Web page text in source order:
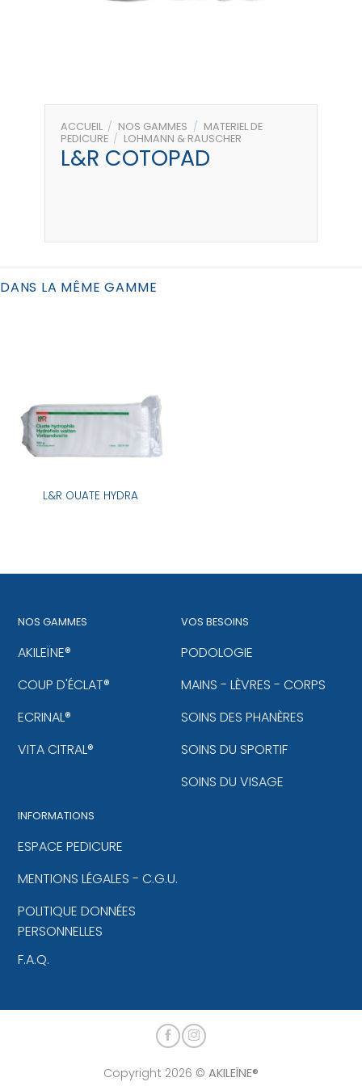
ACCUEIL / NOS GAMMES / MATERIEL DE
PEDICURE / LOHMANN & RAUSCHER
L&R COTOPAD
DANS LA MÊME GAMME
L&R OUATE HYDRA
NOS GAMMES
AKILEÏNE®
COUP D'ÉCLAT®
ECRINAL®
VITA CITRAL®
VOS BESOINS
PODOLOGIE
MAINS - LÈVRES - CORPS
SOINS DES PHANÈRES
SOINS DU SPORTIF
SOINS DU VISAGE
INFORMATIONS
ESPACE PEDICURE
MENTIONS LÉGALES - C.G.U.
POLITIQUE DONNÉES
PERSONNELLES
F.A.Q.
Copyright 2026 © AKILEÏNE®